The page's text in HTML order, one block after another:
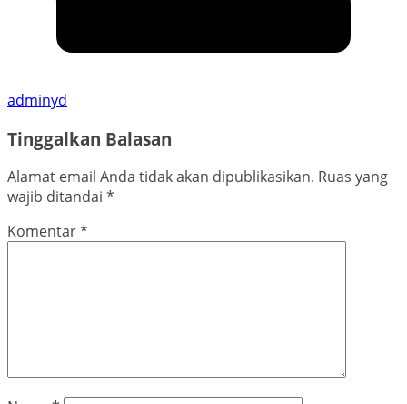
adminyd
Tinggalkan Balasan
Alamat email Anda tidak akan dipublikasikan. Ruas yang
wajib ditandai *
Komentar*